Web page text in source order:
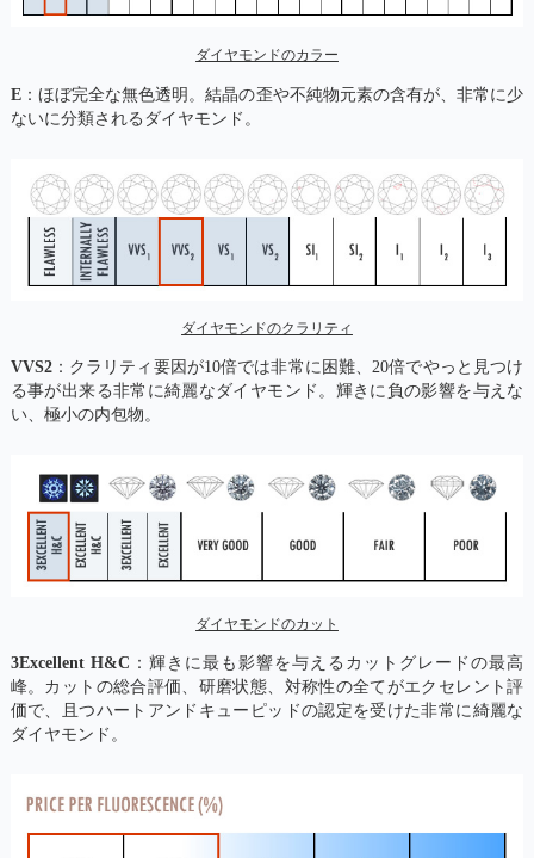
ダイヤモンドのカラー
E：ほぼ完全な無色透明。結晶の歪や不純物元素の含有が、非常に少
ないに分類されるダイヤモンド。
ダイヤモンドのクラリティ
VVS2：クラリティ要因が10倍では非常に困難、20倍でやっと見つけ
る事が出来る非常に綺麗なダイヤモンド。輝きに負の影響を与えな
い、極小の内包物。
ダイヤモンドのカット
3Excellent H&C ：輝きに最も影響を与えるカットグレードの最高
峰。カットの総合評価、研磨状態、対称性の全てがエクセレント評
価で、且つハートアンドキューピッドの認定を受けた非常に綺麗な
ダイヤモンド。